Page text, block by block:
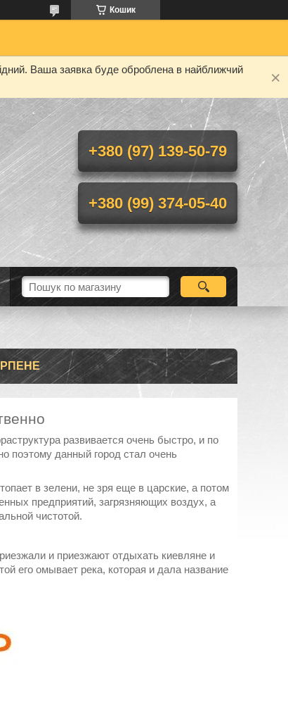
Кошик
Ваша заявка буде оброблена в найближчий
+380 (97) 139-50-79
+380 (99) 374-05-40
развивается очень быстро, и по
поэтому данный город стал очень
в зелени, не зря еще в царские, а потом
предприятий, загрязняющих воздух, а
чистотой.
и приезжают отдыхать киевляне и
его омывает река, которая и дала название